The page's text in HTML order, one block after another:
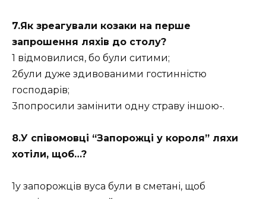
7.Як зреагували козаки на перше
запрошення ляхів до столу?
1 відмовилися, бо були ситими;
2були дуже здивованими гостинністю
господарів;
3попросили замінити одну страву іншою-.
8.У співомовці “Запорожці у короля” ляхи
хотіли, щоб…?
1у запорожців вуса були в сметані, щоб